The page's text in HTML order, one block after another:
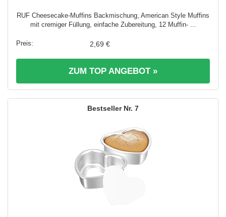
RUF Cheesecake-Muffins Backmischung, American Style Muffins
mit cremiger Füllung, einfache Zubereitung, 12 Muffin- ...
2,69 €
ZUM TOP ANGEBOT »
7